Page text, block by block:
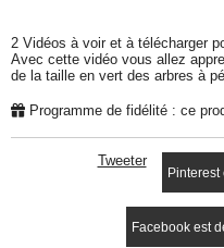
2 Vidéos à voir et à télécharger
Avec cette vidéo vous allez
de la taille en vert des arbres à
Programme de fidélité : ce
Tweeter
Pinterest
Facebook est